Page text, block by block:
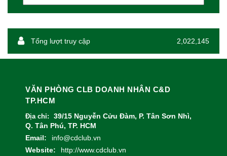
Tổng lượt truy cập 2,022,145
VĂN PHÒNG CLB DOANH NHÂN C&D
TP.HCM
Địa chỉ:
39/15 Nguyễn Cửu Đàm, P. Tân Sơn Nhì,
Q. Tân Phú, TP. HCM
Email:
info@cdclub.vn
Website:
http://www.cdclub.vn